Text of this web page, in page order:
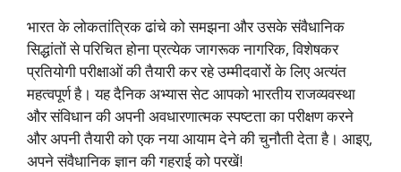
भारत के लोकतांत्रिक ढांचे को समझना और उसके संवैधानिक
सिद्धांतों से परिचित होना प्रत्येक जागरूक नागरिक, विशेषकर
प्रतियोगी परीक्षाओं की तैयारी कर रहे उम्मीदवारों के लिए अत्यंत
महत्वपूर्ण है। यह दैनिक अभ्यास सेट आपको भारतीय राजव्यवस्था
और संविधान की अपनी अवधारणात्मक स्पष्टता का परीक्षण करने
और अपनी तैयारी को एक नया आयाम देने की चुनौती देता है। आइए,
अपने संवैधानिक ज्ञान की गहराई को परखें!